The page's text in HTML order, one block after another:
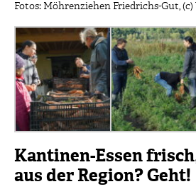
Fotos: Möhrenziehen Friedrichs-Gut, (c)
Kantinen-Essen
aus der Region? Geht!